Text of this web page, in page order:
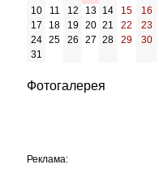
10
11 12 13 14 15
16
17
18 19 20 21 22
23
24
25 26 27 28 29
30
31
Фотогалерея
Реклама: